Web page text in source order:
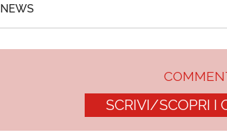
NEWS
SCRIVI/SCOPRI I